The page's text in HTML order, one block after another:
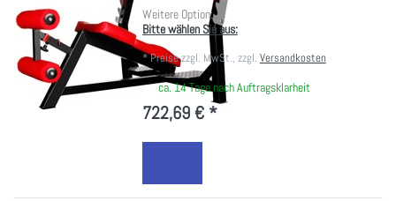
Weitere Option:
Bitte wählen Sie aus:
*Preise zzgl. MwSt., zzgl. Versandkosten
ca. 14 Tage nach Auftragsklarheit
722,69 € *